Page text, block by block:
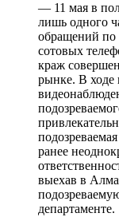
— 11 мая в
лишь одного
обращений по
сотовых
краж
рынке. В ходе
ранее
выехав в
департаменте.